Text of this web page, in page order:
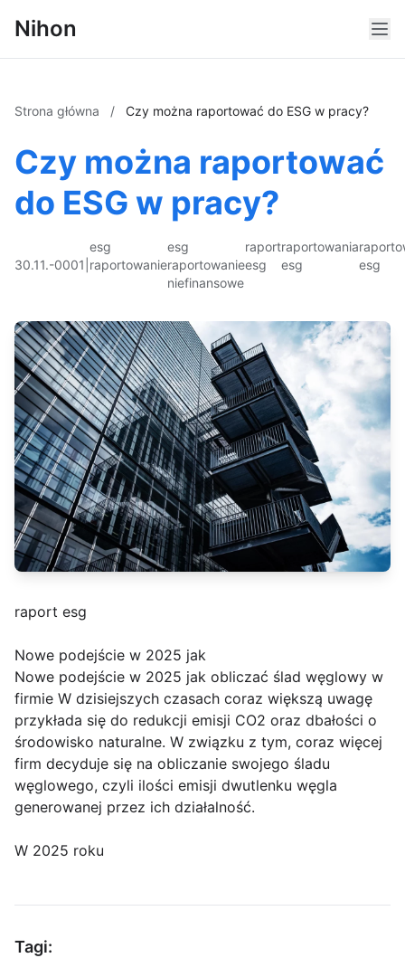
Nihon
Strona główna / Czy można raportować do ESG w pracy?
Czy można raportować
do ESG w pracy?
30.11.-0001
esg
raportowanie
esg
raportowanie
niefinansowe
raport
esg
raportowania
esg
esg
raport esg
Nowe podejście w 2025 jak
Nowe podejście w 2025 jak obliczać ślad węglowy w
firmie W dzisiejszych czasach coraz większą uwagę
przykłada się do redukcji emisji CO2 oraz dbałości o
środowisko naturalne. W związku z tym, coraz więcej
firm decyduje się na obliczanie swojego śladu
węglowego, czyli ilości emisji dwutlenku węgla
generowanej przez ich działalność.
W 2025 roku
Tagi: